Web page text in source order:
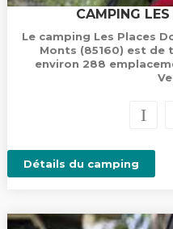
CAMPING
Le camping Les Places
Monts (85160) est
environ 288
Détails du camping